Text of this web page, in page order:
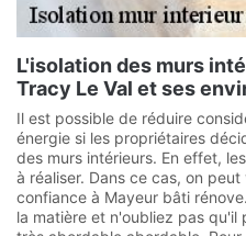
L'isolation des murs
Tracy Le Val et ses
Il est possible de réduire
énergie si les propriétaires
des murs intérieurs. En effet,
à réaliser. Dans ce cas, on
confiance à Mayeur bâti
la matière et n'oubliez pas